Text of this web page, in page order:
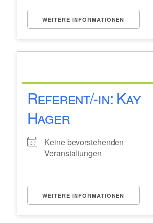
WEITERE INFORMATIONEN
Referent/-in: Kay
Hager
Keine bevorstehenden
Veranstaltungen
WEITERE INFORMATIONEN